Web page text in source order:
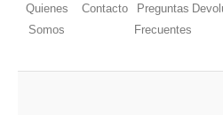
Quienes
Somos
Contacto
Preguntas
Frecuentes